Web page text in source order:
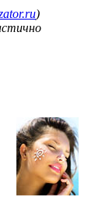
)